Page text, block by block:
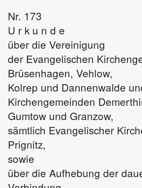
Nr. 173
U r k u n d e
über die Vereinigung
der Evangelischen
Brüsenhagen, Vehlow,
Kolrep und Dannenwalde
Kirchengemeinden
Gumtow und Granzow,
sämtlich Evangelischer
Prignitz,
sowie
über die Aufhebung der